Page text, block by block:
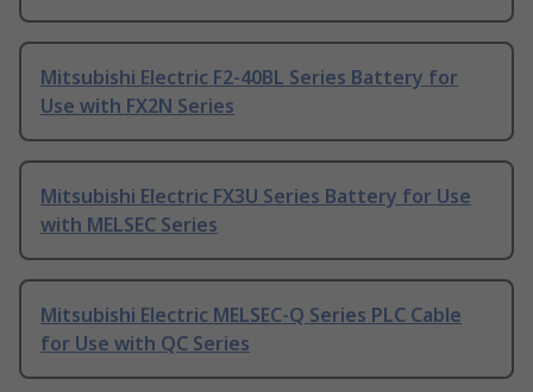
Mitsubishi Electric F2-40BL Series Battery for
Use with FX2N Series
Mitsubishi Electric FX3U Series Battery for Use
with MELSEC Series
Mitsubishi Electric MELSEC-Q Series PLC Cable
for Use with QC Series